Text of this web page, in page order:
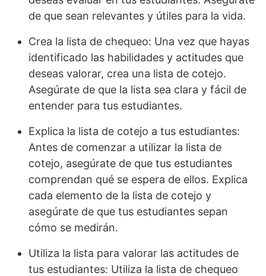
de que sean relevantes y útiles para la vida.
Crea la lista de chequeo: Una vez que hayas
identificado las habilidades y actitudes que
deseas valorar, crea una lista de cotejo.
Asegúrate de que la lista sea clara y fácil de
entender para tus estudiantes.
Explica la lista de cotejo a tus estudiantes:
Antes de comenzar a utilizar la lista de
cotejo, asegúrate de que tus estudiantes
comprendan qué se espera de ellos. Explica
cada elemento de la lista de cotejo y
asegúrate de que tus estudiantes sepan
cómo se medirán.
Utiliza la lista para valorar las actitudes de
tus estudiantes: Utiliza la lista de chequeo